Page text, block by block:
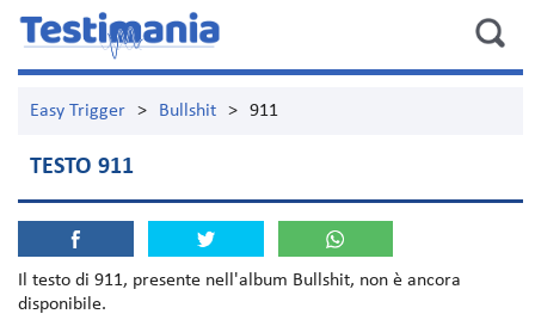
Easy Trigger > Bullshit > 911
TESTO 911
Il testo di 911, presente nell'album Bullshit, non è ancora
disponibile.